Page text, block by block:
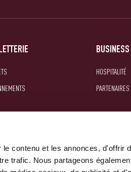
contenu et les annonces, d'offrir
trafic. Nous partageons
BUSINESS
HOSPITALITÉ
PARTENAIRES